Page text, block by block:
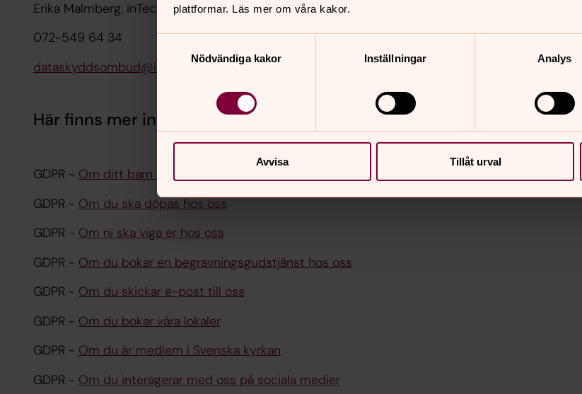
plattformar. Läs mer om våra kakor.
Nödvändiga kakor
Inställningar Analys
Avvisa Tillåt urval
Erika Malmberg, inTechrity
072-549 64 34
dataskyddsombud@intechrity.se
Här finns mer information gällande GDPR i specifika ärenden
GDPR - Om ditt barn ska döpas hos oss
GDPR - Om du ska döpas hos oss
GDPR - Om ni ska viga er hos oss
GDPR - Om du bokar en begravningsgudstjänst hos oss
GDPR - Om du skickar e-post till oss
GDPR - Om du bokar våra lokaler
GDPR - Om du är medlem i Svenska kyrkan
GDPR - Om du interagerar med oss på sociala medier